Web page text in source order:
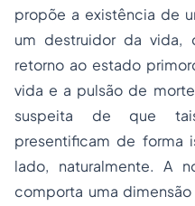
propõe a existência de
um destruidor da vida,
retorno ao estado
vida e a pulsão de
suspeita de que
presentificam de forma
lado, naturalmente. A
comporta uma